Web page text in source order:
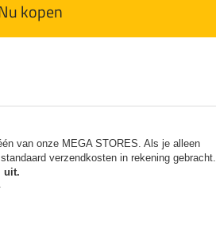
kopen
van onze MEGA STORES. Als je alleen
verzendkosten in rekening gebracht.
uit.